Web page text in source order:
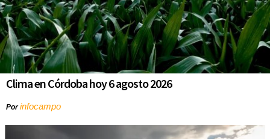
Clima en Córdoba hoy 6 agosto 2026
Porinfocampo